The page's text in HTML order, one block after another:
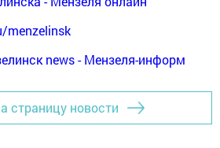
menzelinsk
news - Мензеля-информ
страницу новости